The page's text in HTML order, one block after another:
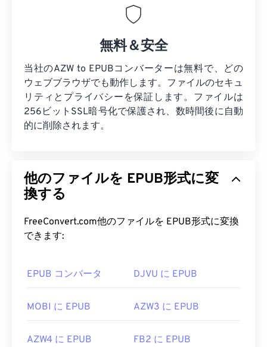
無料＆安全
当社のAZW to EPUBコンバーターは無料で、どの
ウェブブラウザでも動作します。ファイルのセキュ
リティとプライバシーを保証します。ファイルは
256ビットSSL暗号化で保護され、数時間後に自動
的に削除されます。
他のファイルを EPUB形式に変
換する
FreeConvert.com他のファイルを EPUB形式に変換
できます:
EPUB コンバータ DJVU に EPUB
MOBI に EPUB AZW3 に EPUB
AZW4 に EPUB FB2 に EPUB